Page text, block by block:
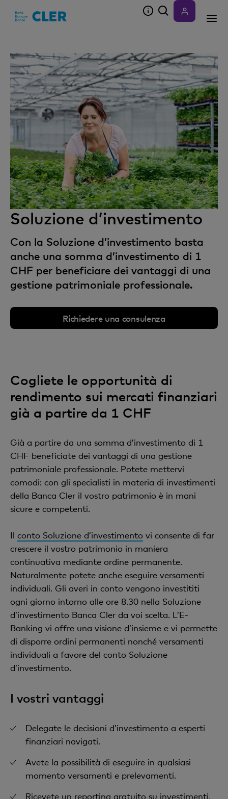
Soluzione d’investimento
Con la Soluzione d’investimento basta
anche una somma d’investimento di 1
CHF per beneficiare dei vantaggi di una
gestione patrimoniale professionale.
Richiedere una consulenza
Cogliete le opportunità di
rendimento sui mercati finanziari
già a partire da 1 CHF
Già a partire da una somma d’investimento di 1
CHF beneficiate dei vantaggi di una gestione
patrimoniale professionale. Potete mettervi
comodi: con gli specialisti in materia di investimenti
della Banca Cler il vostro patrimonio è in mani
sicure e competenti.
Il conto Soluzione d’investimento vi consente di far
crescere il vostro patrimonio in maniera
continuativa mediante ordine permanente.
Naturalmente potete anche eseguire versamenti
individuali. Gli averi in conto vengono investititi
ogni giorno intorno alle ore 8.30 nella Soluzione
d’investimento Banca Cler da voi scelta. L’E-
Banking vi offre una visione d’insieme e vi permette
di disporre ordini permanenti nonché versamenti
individuali a favore del conto Soluzione
d’investimento.
I vostri vantaggi
Delegate le decisioni d’investimento a esperti
finanziari navigati.
Avete la possibilità di eseguire in qualsiasi
momento versamenti e prelevamenti.
Ricevete un reporting gratuito su investimenti,